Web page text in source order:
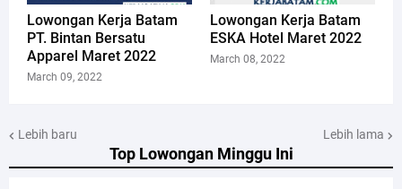
Top Lowongan Minggu Ini
Lowongan Kerja Batam
PT. Bintan Bersatu
Apparel Maret 2022
March 09, 2022
Lowongan Kerja Batam
ESKA Hotel Maret 2022
March 08, 2022
Lebih baru Lebih lama